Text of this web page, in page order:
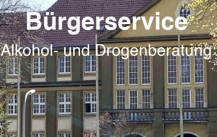
Bürgerservice
Alkohol- und Drogenberatung